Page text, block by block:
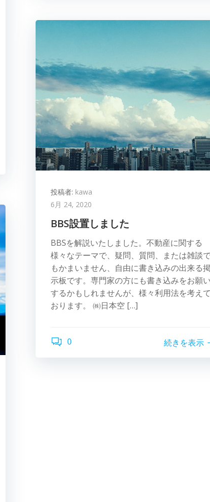
投稿者: kawa
6月 24, 2020
BBS設置しました
BBSを解説いたしました。不動産に関する
様々なテーマで、疑問、質問、または雑談
もかまいません、自由に書き込みの出来る
示板です。専門家の方にも書き込みをお願
するかもしれませんが、様々利用法を考え
おります。 ㈱日本空 […]
0 続きを表示